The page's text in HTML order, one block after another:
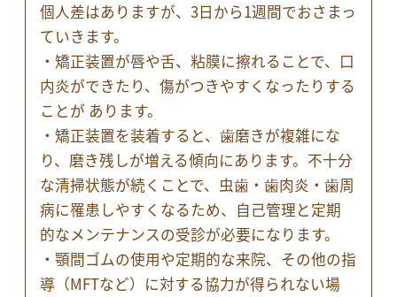
個人差はありますが、3日から1週間でおさまっ
ていきます。
・矯正装置が唇や舌、粘膜に擦れることで、口
内炎ができたり、傷がつきやすくなったりする
ことが あります。
・矯正装置を装着すると、歯磨きが複雑にな
り、磨き残しが増える傾向にあります。不十分
な清掃状態が続くことで、虫歯・歯肉炎・歯周
病に罹患しやすくなるため、自己管理と定期
的なメンテナンスの受診が必要になります。
・顎間ゴムの使用や定期的な来院、その他の指
導（MFTなど）に対する協力が得られない場